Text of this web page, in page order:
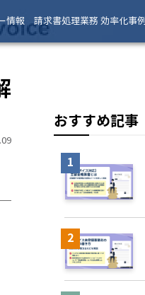
情報 請求書処理業務 効率化事例
おすすめ記事